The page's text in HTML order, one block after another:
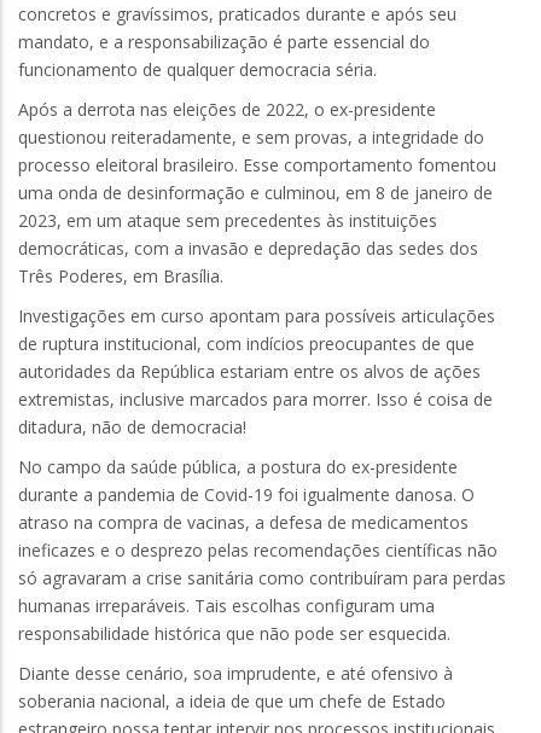
concretos e gravíssimos, praticados durante e após seu
mandato, e a responsabilização é parte essencial do
funcionamento de qualquer democracia séria.
Após a derrota nas eleições de 2022, o ex-presidente
questionou reiteradamente, e sem provas, a integridade do
processo eleitoral brasileiro. Esse comportamento fomentou
uma onda de desinformação e culminou, em 8 de janeiro de
2023, em um ataque sem precedentes às instituições
democráticas, com a invasão e depredação das sedes dos
Três Poderes, em Brasília.
Investigações em curso apontam para possíveis articulações
de ruptura institucional, com indícios preocupantes de que
autoridades da República estariam entre os alvos de ações
extremistas, inclusive marcados para morrer. Isso é coisa de
ditadura, não de democracia!
No campo da saúde pública, a postura do ex-presidente
durante a pandemia de Covid-19 foi igualmente danosa. O
atraso na compra de vacinas, a defesa de medicamentos
ineficazes e o desprezo pelas recomendações científicas não
só agravaram a crise sanitária como contribuíram para perdas
humanas irreparáveis. Tais escolhas configuram uma
responsabilidade histórica que não pode ser esquecida.
Diante desse cenário, soa imprudente, e até ofensivo à
soberania nacional, a ideia de que um chefe de Estado